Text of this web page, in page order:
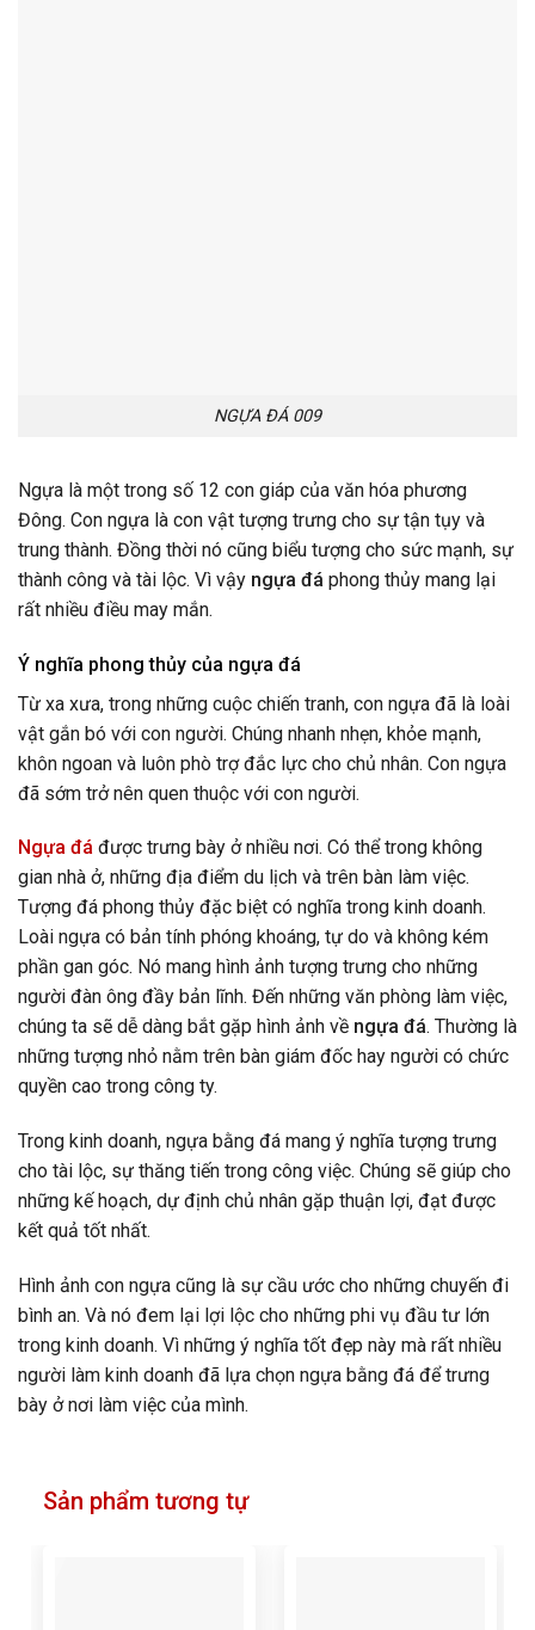
NGỰA ĐÁ 009
Ngựa là một trong số 12 con giáp của văn hóa phương
Đông. Con ngựa là con vật tượng trưng cho sự tận tụy và
trung thành. Đồng thời nó cũng biểu tượng cho sức mạnh, sự
thành công và tài lộc. Vì vậy ngựa đá phong thủy mang lại
rất nhiều điều may mắn.
Ý nghĩa phong thủy của ngựa đá
Từ xa xưa, trong những cuộc chiến tranh, con ngựa đã là loài
vật gắn bó với con người. Chúng nhanh nhẹn, khỏe mạnh,
khôn ngoan và luôn phò trợ đắc lực cho chủ nhân. Con ngựa
đã sớm trở nên quen thuộc với con người.
Ngựa đá được trưng bày ở nhiều nơi. Có thể trong không
gian nhà ở, những địa điểm du lịch và trên bàn làm việc.
Tượng đá phong thủy đặc biệt có nghĩa trong kinh doanh.
Loài ngựa có bản tính phóng khoáng, tự do và không kém
phần gan góc. Nó mang hình ảnh tượng trưng cho những
người đàn ông đầy bản lĩnh. Đến những văn phòng làm việc,
chúng ta sẽ dễ dàng bắt gặp hình ảnh về ngựa đá. Thường là
những tượng nhỏ nằm trên bàn giám đốc hay người có chức
quyền cao trong công ty.
Trong kinh doanh, ngựa bằng đá mang ý nghĩa tượng trưng
cho tài lộc, sự thăng tiến trong công việc. Chúng sẽ giúp cho
những kế hoạch, dự định chủ nhân gặp thuận lợi, đạt được
kết quả tốt nhất.
Hình ảnh con ngựa cũng là sự cầu ước cho những chuyến đi
bình an. Và nó đem lại lợi lộc cho những phi vụ đầu tư lớn
trong kinh doanh. Vì những ý nghĩa tốt đẹp này mà rất nhiều
người làm kinh doanh đã lựa chọn ngựa bằng đá để trưng
bày ở nơi làm việc của mình.
Sản phẩm tương tự